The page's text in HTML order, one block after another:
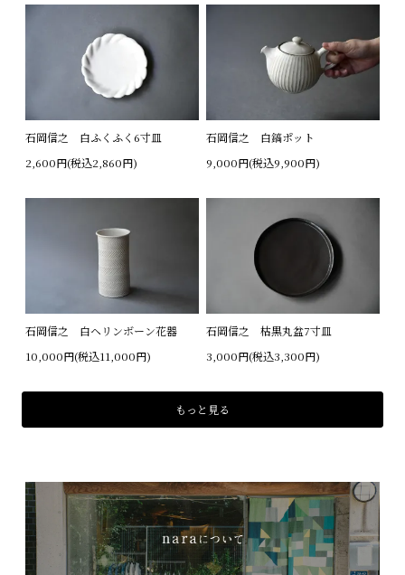
石岡信之 白ふくふく6寸皿
2,600円(税込2,860円)
石岡信之 白鎬ポット
9,000円(税込9,900円)
石岡信之 白ヘリンボーン花器
10,000円(税込11,000円)
石岡信之 枯黒丸盆7寸皿
3,000円(税込3,300円)
もっと見る